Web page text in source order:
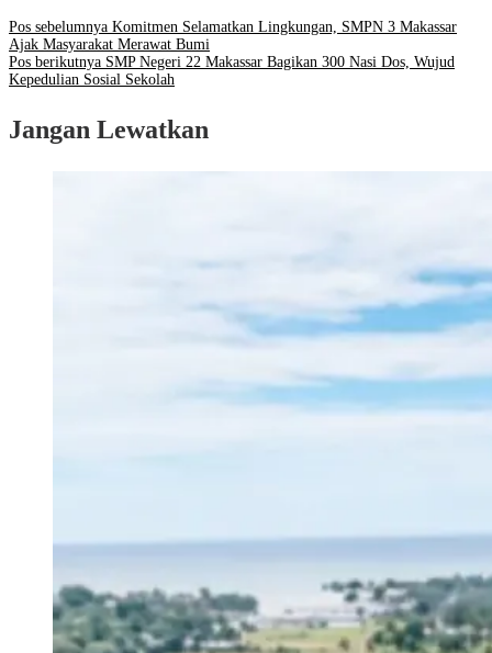
Pos sebelumnya Komitmen Selamatkan Lingkungan, SMPN 3 Makassar
Ajak Masyarakat Merawat Bumi
Pos berikutnya SMP Negeri 22 Makassar Bagikan 300 Nasi Dos, Wujud
Kepedulian Sosial Sekolah
Jangan Lewatkan